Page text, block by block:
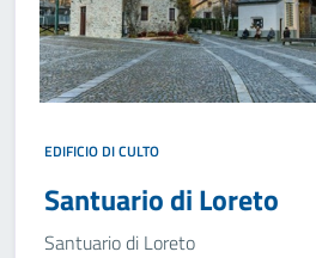
EDIFICIO DI CULTO
Santuario di Loreto
Santuario di Loreto